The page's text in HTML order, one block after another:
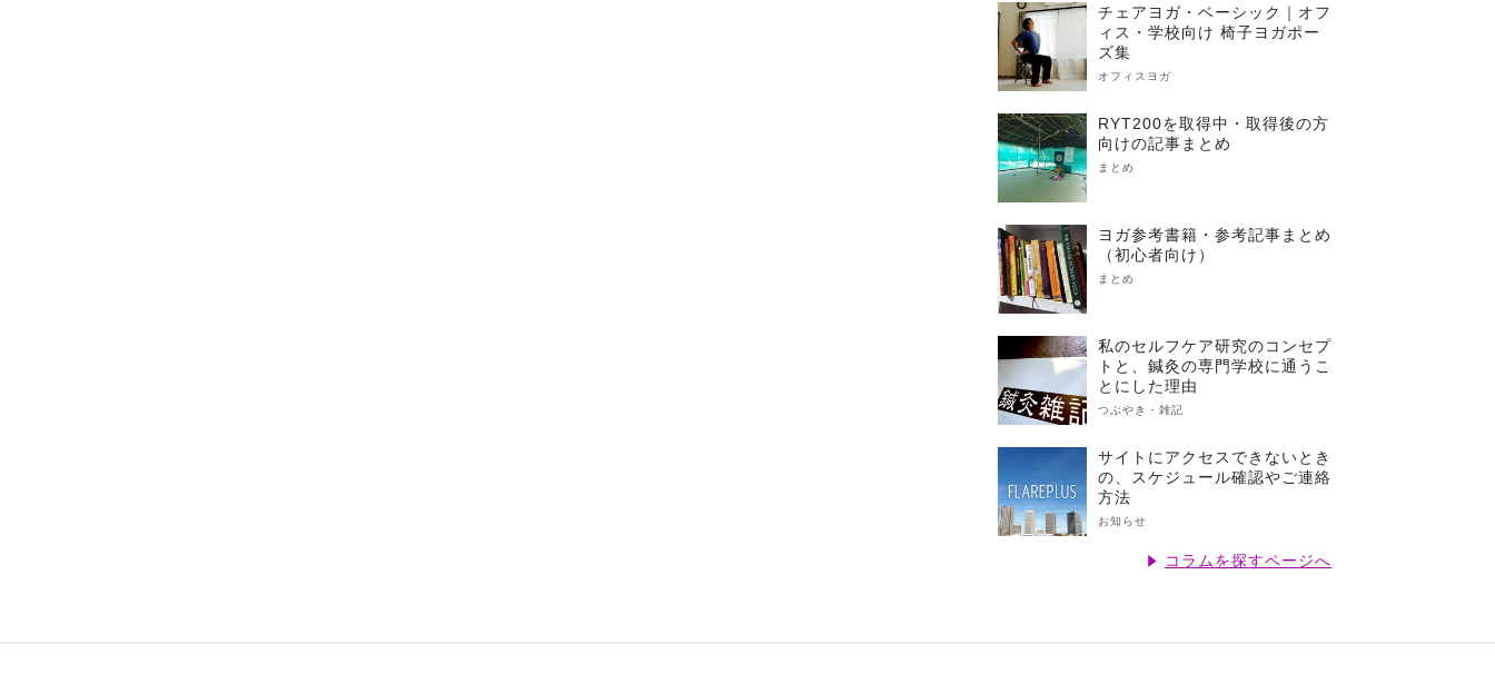
チェアヨガ・ベーシック｜オフ
ィス・学校向け 椅子ヨガポー
ズ集
オフィスヨガ
RYT200を取得中・取得後の方
向けの記事まとめ
まとめ
ヨガ参考書籍・参考記事まとめ
（初心者向け）
まとめ
私のセルフケア研究のコンセプ
トと、鍼灸の専門学校に通うこ
とにした理由
つぶやき・雑記
サイトにアクセスできないとき
の、スケジュール確認やご連絡
方法
お知らせ
コラムを探すページへ